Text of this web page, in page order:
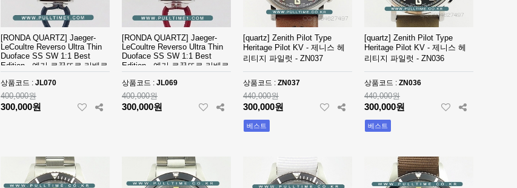
[RONDA QUARTZ] Jaeger-
LeCoultre Reverso Ultra Thin
Duoface SS SW 1:1 Best
Edition - 예거 르꿀뜨르 리베르
상품코드 : JL070
400,000원
300,000원
[RONDA QUARTZ] Jaeger-
LeCoultre Reverso Ultra Thin
Duoface SS SW 1:1 Best
Edition - 예거 르꿀뜨르 리베르
상품코드 : JL069
400,000원
300,000원
[quartz] Zenith Pilot Type
Heritage Pilot KV - 제니스 헤
리티지 파일럿 - ZN037
상품코드 : ZN037
440,000원
300,000원
베스트
[quartz] Zenith Pilot Type
Heritage Pilot KV - 제니스 헤
리티지 파일럿 - ZN036
상품코드 : ZN036
440,000원
300,000원
베스트